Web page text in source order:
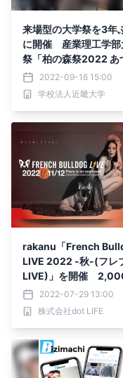
来場型の大学祭を3年
に開催 産業理工学部
祭「柏の森祭2022 あ
れ柏の森」
2022-09-16 15:00
学校法人近畿大学
rakanu「French
LIVE 2022 -秋-(フレ
LIVE)」を開催
のフレブルと5,000名
上が大集結！
2022-07-29 13:00
株式会社dot LIFE